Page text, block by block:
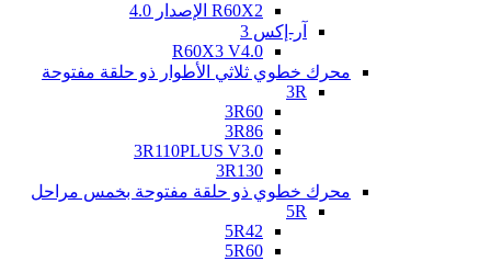
R60X2 الإصدار 4.0
آر-إكس 3
R60X3 V4.0
محرك خطوي ثلاثي الأطوار ذو حلقة مفتوحة
3R
3R60
3R86
3R110PLUS V3.0
3R130
محرك خطوي ذو حلقة مفتوحة بخمس مراحل
5R
5R42
5R60